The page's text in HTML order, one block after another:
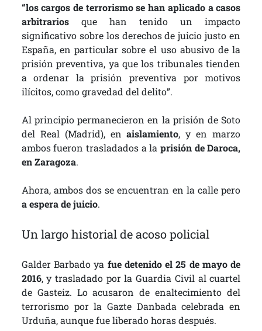
“los cargos de terrorismo se han aplicado a casos
arbitrarios que han tenido un impacto
significativo sobre los derechos de juicio justo en
España, en particular sobre el uso abusivo de la
prisión preventiva, ya que los tribunales tienden
a ordenar la prisión preventiva por motivos
ilícitos, como gravedad del delito”.
Al principio permanecieron en la prisión de Soto
del Real (Madrid), en aislamiento, y en marzo
ambos fueron trasladados a la prisión de Daroca,
en Zaragoza.
Ahora, ambos dos se encuentran en la calle pero
a espera de juicio.
Un largo historial de acoso policial
Galder Barbado ya fue detenido el 25 de mayo de
2016, y trasladado por la Guardia Civil al cuartel
de Gasteiz. Lo acusaron de enaltecimiento del
terrorismo por la Gazte Danbada celebrada en
Urduña, aunque fue liberado horas después.